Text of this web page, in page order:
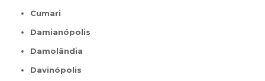
Cumari
Damianópolis
Damolândia
Davinópolis